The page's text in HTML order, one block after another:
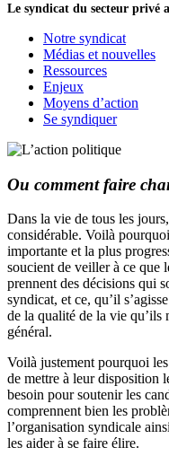
Le syndicat du secteur privé
Notre syndicat
Médias et nouvelles
Ressources
Enjeux
Moyens d’action
Se syndiquer
Ou comment faire
Dans la vie de tous les
considérable. Voilà
importante et la plus
soucient de veiller à ce que
prennent des décisions qui
syndicat, et ce, qu’il
de la qualité de la vie qu’ils
général.
Voilà justement pourquoi
de mettre à leur disposition
besoin pour soutenir les
comprennent bien les
l’organisation syndicale
les aider à se faire élire.